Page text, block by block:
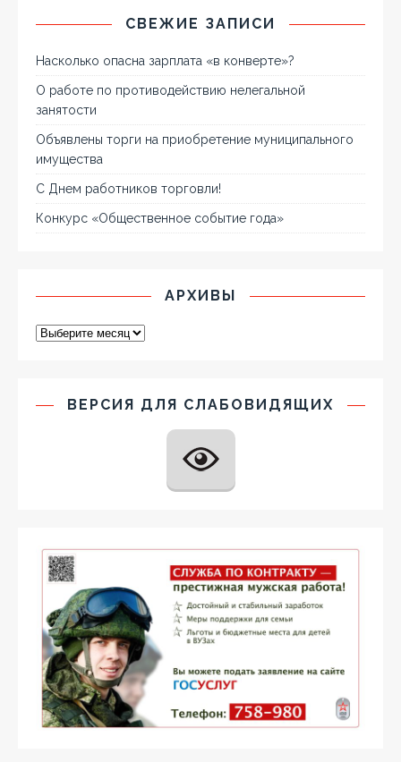
СВЕЖИЕ ЗАПИСИ
Насколько опасна зарплата «в конверте»?
О работе по противодействию нелегальной
занятости
Объявлены торги на приобретение муниципального
имущества
С Днем работников торговли!
Конкурс «Общественное событие года»
АРХИВЫ
ВЕРСИЯ ДЛЯ СЛАБОВИДЯЩИХ